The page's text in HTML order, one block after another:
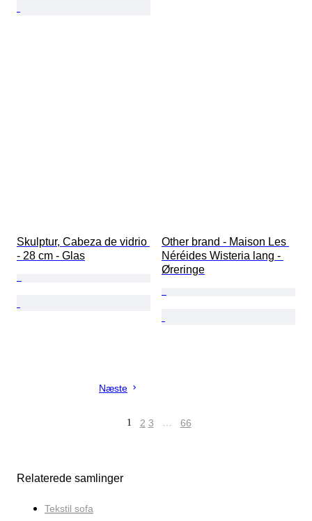
Skulptur, Cabeza de vidrio
- 28 cm - Glas
Other brand - Maison Les
Néréides Wisteria lang -
Øreringe
Næste
1 2 3 … 66
Relaterede samlinger
Tekstil sofa